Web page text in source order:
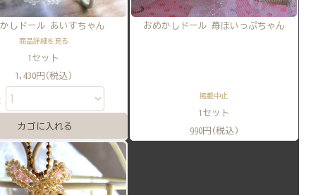
しドール あいすちゃん
商品詳細を見る
1セット
1,430円(税込)
おめかしドール 苺ほいっぷちゃん
掲載中止
1セット
990円(税込)